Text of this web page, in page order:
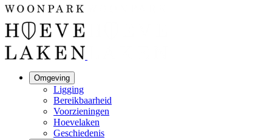
Omgeving
Ligging
Bereikbaarheid
Voorzieningen
Hoevelaken
Geschiedenis